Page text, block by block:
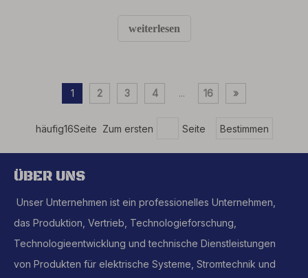
standhalten. Beispielsweise kann sehr heißes oder
weiterlesen
1 2 3 4 ... 16 »
häufig16Seite Zum ersten Seite Bestimmen
ÜBER UNS
Unser Unternehmen ist ein professionelles Unternehmen,
das Produktion, Vertrieb, Technologieforschung,
Technologieentwicklung und technische Dienstleistungen
von Produkten für elektrische Systeme, Stromtechnik und